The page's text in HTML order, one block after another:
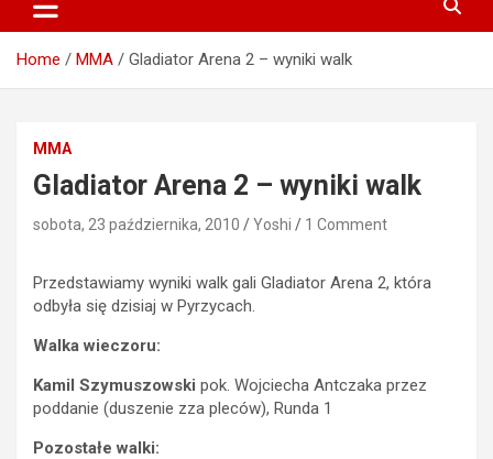
Home MMA Gladiator Arena 2 – wyniki walk
MMA
Gladiator Arena 2 – wyniki walk
sobota, 23 października, 2010 Yoshi 1 Comment
Przedstawiamy wyniki walk gali Gladiator Arena 2, która
odbyła się dzisiaj w Pyrzycach.
Walka wieczoru:
Kamil Szymuszowski pok. Wojciecha Antczaka przez
poddanie (duszenie zza pleców), Runda 1
Pozostałe walki: